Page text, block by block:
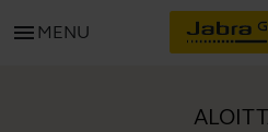
menu MENU